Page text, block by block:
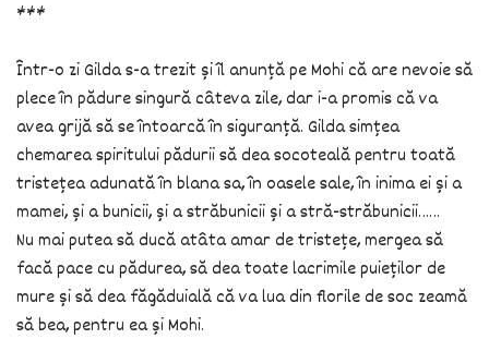
***
Într-o zi Gilda s-a trezit și îl anunță pe Mohi că are nevoie să
plece în pădure singură câteva zile, dar i-a promis că va
avea grijă să se întoarcă în siguranță. Gilda simțea
chemarea spiritului pădurii să dea socoteală pentru toată
tristețea adunată în blana sa, în oasele sale, în inima ei și a
mamei, și a bunicii, și a străbunicii și a stră-străbunicii……
Nu mai putea să ducă atâta amar de tristețe, mergea să
facă pace cu pădurea, să dea toate lacrimile puieților de
mure și să dea făgăduială că va lua din florile de soc zeamă
să bea, pentru ea și Mohi.